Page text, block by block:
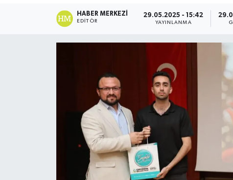
HABER MERKEZI
EDITÖR
29.05.2025 - 15:42
YAYINLANMA